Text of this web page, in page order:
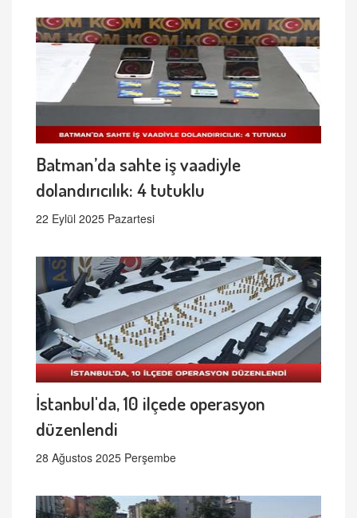
Batman’da sahte iş vaadiyle
dolandırıcılık: 4 tutuklu
22 Eylül 2025 Pazartesi
İstanbul'da, 10 ilçede operasyon
düzenlendi
28 Ağustos 2025 Perşembe